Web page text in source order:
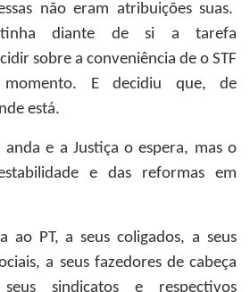
não eram atribuições suas.
tinha diante de si a tarefa
sobre a conveniência de o STF
momento. E decidiu que, de
está.
e a Justiça o espera, mas o
e das reformas em
ao PT, a seus coligados, a seus
a seus fazedores de cabeça
sindicatos e respectivos